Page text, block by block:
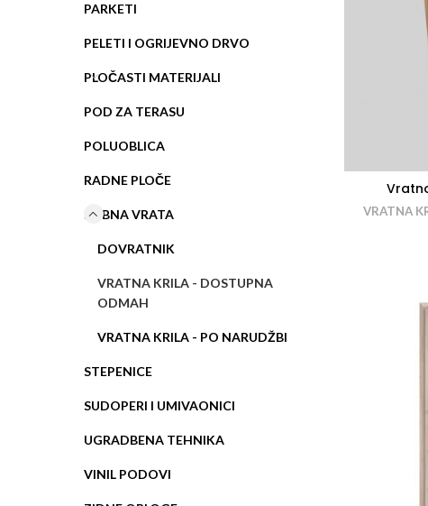
PARKETI
PELETI I OGRIJEVNO DRVO
PLOČASTI MATERIJALI
POD ZA TERASU
POLUOBLICA
RADNE PLOČE
SOBNA VRATA
DOVRATNIK
VRATNA KRILA - DOSTUPNA
ODMAH
VRATNA KRILA - PO NARUDŽBI
STEPENICE
SUDOPERI I UMIVAONICI
UGRADBENA TEHNIKA
VINIL PODOVI
VRATNA